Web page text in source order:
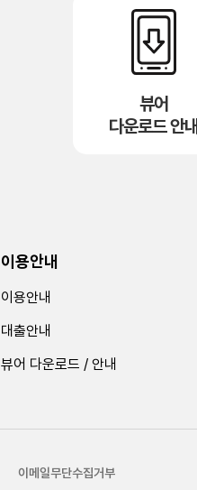
뷰어
다운로드 안내
이용안내
이용안내
대출안내
뷰어 다운로드 / 안내
이메일무단수집거부